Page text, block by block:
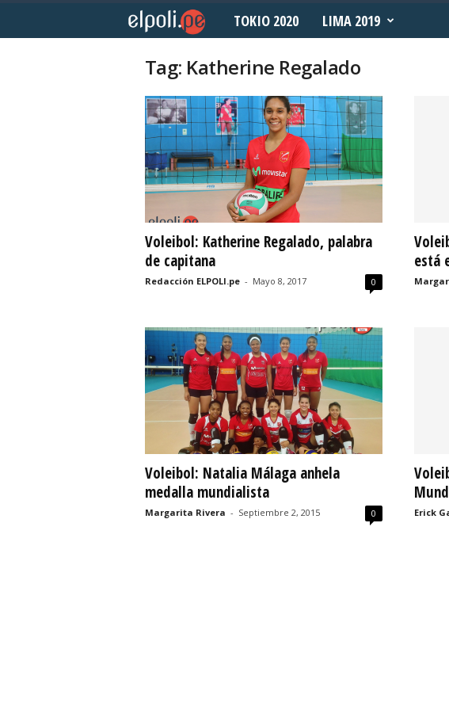
o
l
i
o
r
t
i
v
TOKIO 2020 LIMA 2019
Tag: Katherine Regalado
Voleibol: Katherine Regalado, palabra
de capitana
Redacción ELPOLI.pe - Mayo 8, 2017 0
está
Voleibol: Natalia Málaga anhela
medalla mundialista
Margarita Rivera - Septiembre 2, 2015 0 Erick